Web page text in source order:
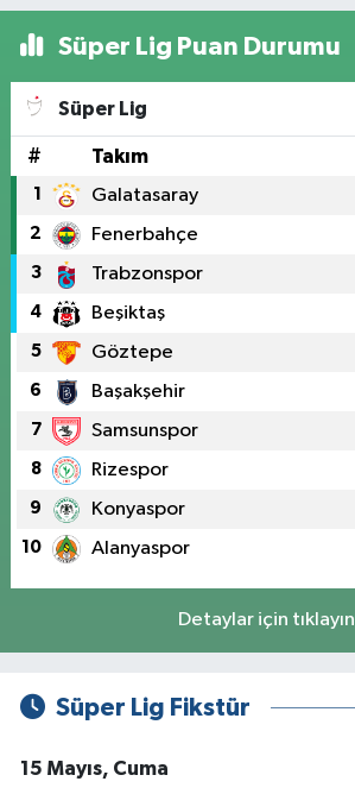
Süper Lig Puan Durumu
Süper Lig
# Takım
1 Galatasaray
2 Fenerbahçe
3 Trabzonspor
4 Beşiktaş
5 Göztepe
6 Başakşehir
7 Samsunspor
8 Rizespor
9 Konyaspor
10 Alanyaspor
Detaylar için tıklayın
Süper Lig Fikstür
15 Mayıs, Cuma